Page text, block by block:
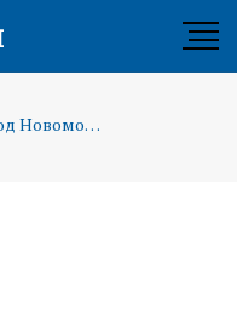
Под Новомосковском пожарные спасли двух человек